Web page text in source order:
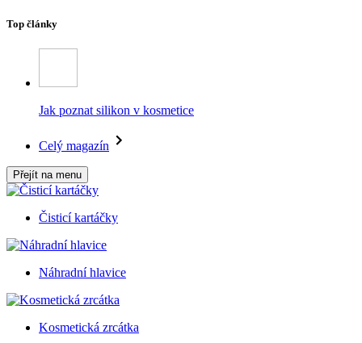
Top články
Jak poznat silikon v kosmetice
Celý magazín
Přejít na menu
Čisticí kartáčky
Náhradní hlavice
Kosmetická zrcátka